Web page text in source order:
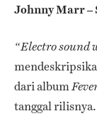
Johnny Marr –
“Electro sound
dari album
tanggal rilisnya.